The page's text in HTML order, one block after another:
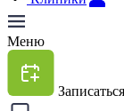
Меню
Записаться